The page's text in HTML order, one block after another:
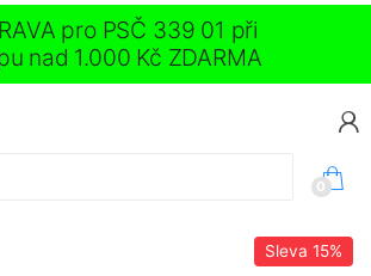
pro PSČ 339 01 při
nad 1.000 Kč ZDARMA
0
Sleva 15%